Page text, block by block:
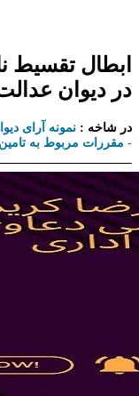
ابطال تقسیط
در دیوان
در شاخه : نمونه آرای
- مقررات مربوط به